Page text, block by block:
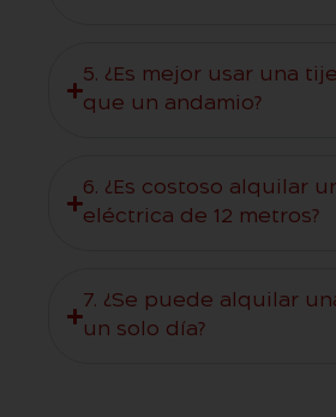
5. ¿Es mejor usar una
que un andamio?
6. ¿Es costoso alquilar
eléctrica de 12 metros?
7. ¿Se puede alquilar
un solo día?